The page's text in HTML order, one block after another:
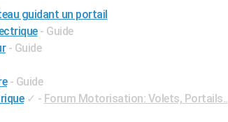
guidant un portail
- Guide
- Guide
- Guide
✓ - Forum Motorisation: Volets, Portails..